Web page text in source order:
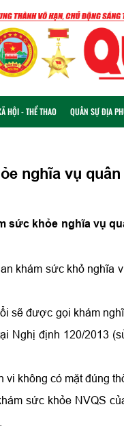
HỘI - THỂ THAO QUÂN SỰ ĐỊA
nghĩa vụ
sức khỏe nghĩa vụ
khám sức khỏ nghĩa
sẽ được gọi khám
Nghị định 120/2013
không có mặt đúng
sức khỏe NVQS